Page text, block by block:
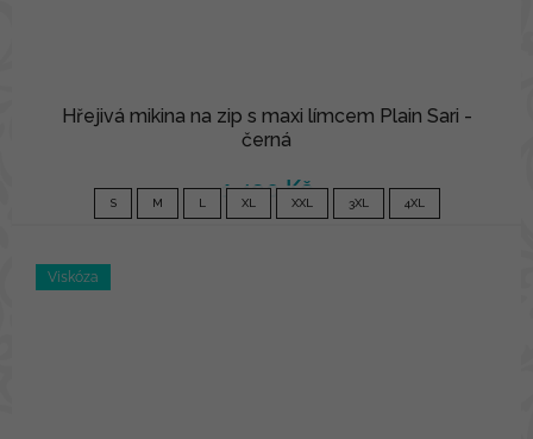
Hřejivá mikina na zip s maxi límcem Plain Sari -
černá
1 490 Kč
S M L XL XXL 3XL 4XL
Viskóza